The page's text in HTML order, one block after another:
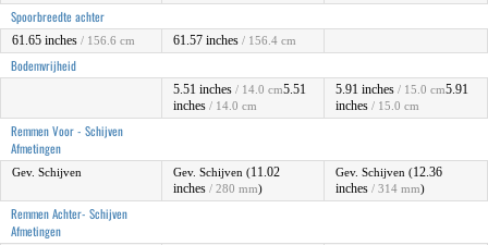
Spoorbreedte achter
61.65 inches / 156.6 cm 61.57 inches / 156.4 cm
Bodemvrijheid
5.51 inches / 14.0 cm5.51
inches / 14.0 cm
5.91 inches / 15.0 cm5.91
inches / 15.0 cm
Remmen Voor - Schijven
Afmetingen
Gev. Schijven Gev. Schijven (11.02
inches / 280 mm)
Gev. Schijven (12.36
inches / 314 mm)
Remmen Achter- Schijven
Afmetingen